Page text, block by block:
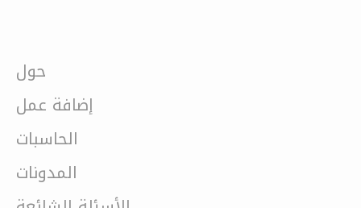
حول
إضافة عمل
الحاسبات
المدونات